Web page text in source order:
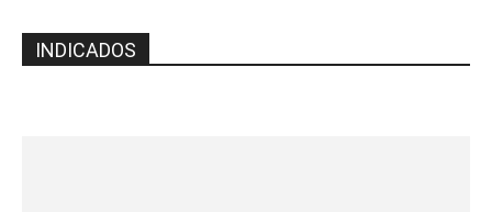
INDICADOS